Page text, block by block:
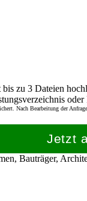
zu 3 Dateien
oder
Nach Bearbeitung der
Jetzt
Bauträger,